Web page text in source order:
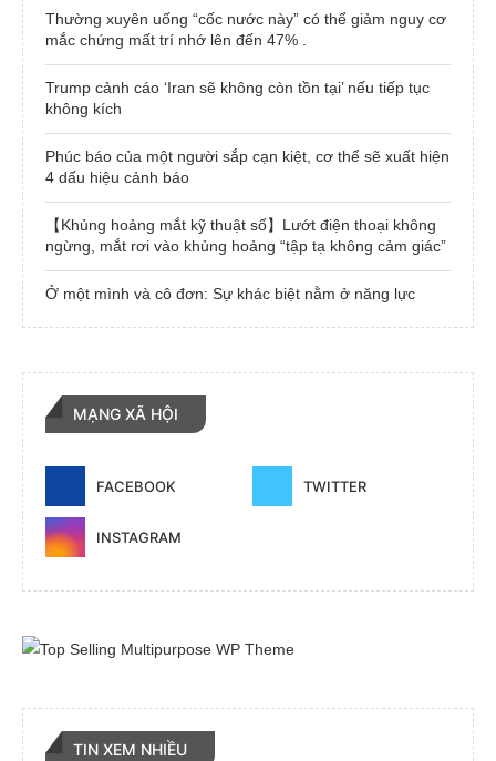
Thường xuyên uống “cốc nước này” có thể giảm nguy cơ
mắc chứng mất trí nhớ lên đến 47% .
Trump cảnh cáo ‘Iran sẽ không còn tồn tại’ nếu tiếp tục
không kích
Phúc báo của một người sắp cạn kiệt, cơ thể sẽ xuất hiện
4 dấu hiệu cảnh báo
【Khủng hoảng mắt kỹ thuật số】Lướt điện thoại không
ngừng, mắt rơi vào khủng hoảng “tập tạ không cảm giác”
Ở một mình và cô đơn: Sự khác biệt nằm ở năng lực
MẠNG XÃ HỘI
FACEBOOK TWITTER
INSTAGRAM
TIN XEM NHIỀU